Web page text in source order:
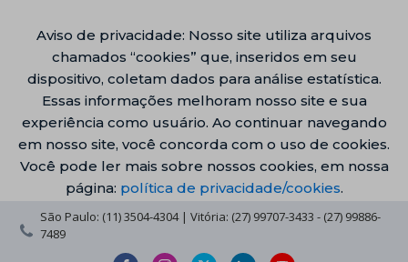
Aviso de privacidade: Nosso site utiliza arquivos
chamados “cookies” que, inseridos em seu
dispositivo, coletam dados para análise estatística.
Essas informações melhoram nosso site e sua
experiência como usuário. Ao continuar navegando
em nosso site, você concorda com o uso de cookies.
Você pode ler mais sobre nossos cookies, em nossa
página: política de privacidade/cookies.
São Paulo: (11) 3504-4304 | Vitória: (27) 99707-3433 - (27) 99886-
7489